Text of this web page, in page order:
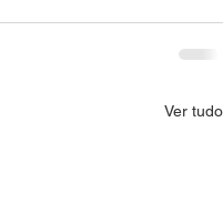
Ver tudo